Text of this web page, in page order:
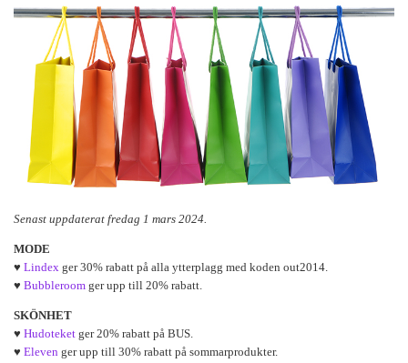
Senast uppdaterat fredag 1 mars 2024.
MODE
♥ Lindex ger 30% rabatt på alla ytterplagg med koden out2014.
♥ Bubbleroom ger upp till 20% rabatt.
SKÖNHET
♥ Hudoteket ger 20% rabatt på BUS.
♥ Eleven ger upp till 30% rabatt på sommarprodukter.